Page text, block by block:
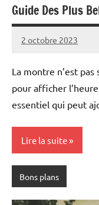
Guide Des Plus
2 octobre 2023
Cyril
Aucun
La montre n’est
pour afficher
essentiel qui peut
Lire la suite
Bons plans